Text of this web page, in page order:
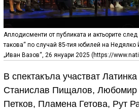
Аплодисменти от публиката и актьорите след
такова“ по случай 85-тия юбилей на Недялко
„Иван Вазов“, 26 януари 2025 (https://
В спектакъла участват
Станислав Пищалов,
Петков, Пламена Гетова, Рут